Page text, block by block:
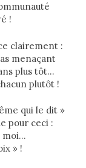
!
clairement :
menaçant
plus tôt…
plutôt !
qui le dit »
pour ceci :
moi…
» !